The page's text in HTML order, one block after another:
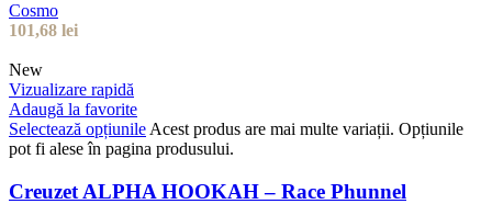
Cosmo
101,68 lei
New
Vizualizare rapidă
Adaugă la favorite
Selectează opțiunile Acest produs are mai multe variații. Opțiunile
pot fi alese în pagina produsului.
Creuzet ALPHA HOOKAH – Race Phunnel